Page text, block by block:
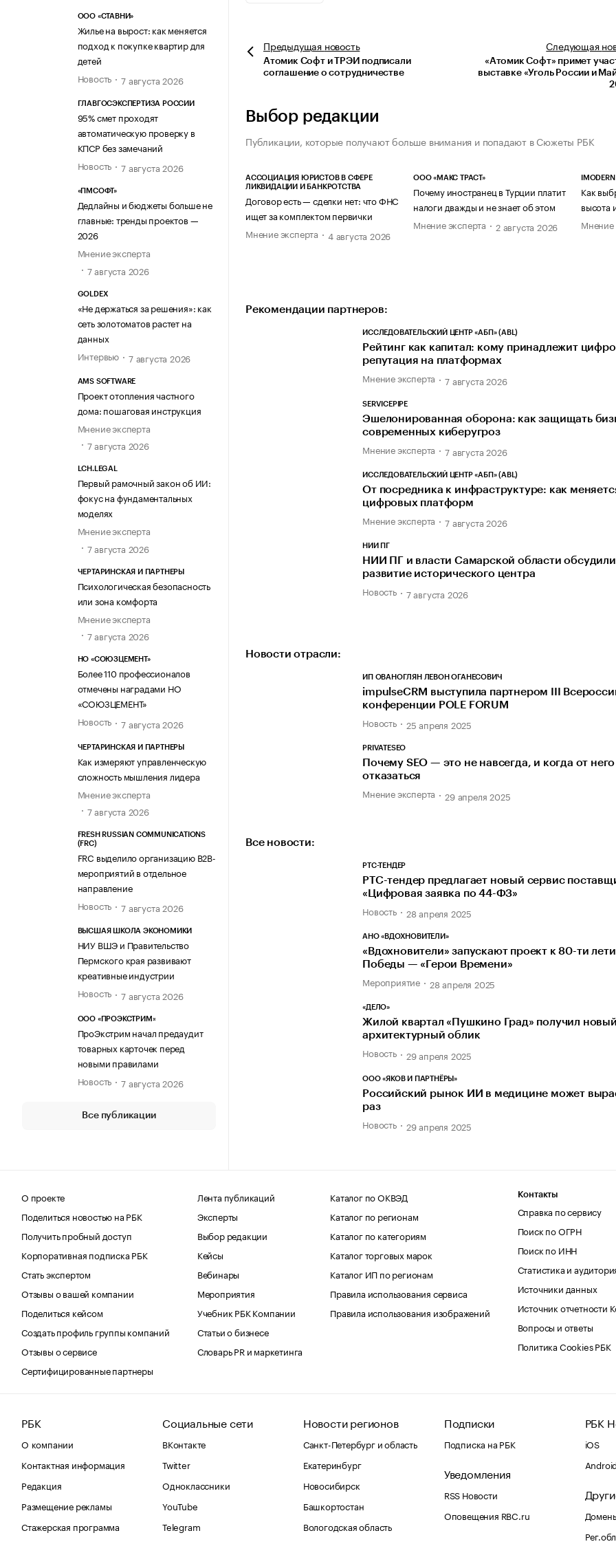
ООО «СТАВНИ»
Жилье на вырост: как меняется
подход к покупке квартир для
детей
Новость
7 августа 2026
ГЛАВГОСЭКСПЕРТИЗА РОССИИ
95% смет проходят
автоматическую проверку в
КПСР без замечаний
Новость
7 августа 2026
«ПМСОФТ»
Дедлайны и бюджеты больше не
главные: тренды проектов —
2026
Мнение эксперта
7 августа 2026
GOLDEX
«Не держаться за решения»: как
сеть золотоматов растет на
данных
Интервью
7 августа 2026
AMS SOFTWARE
Проект отопления частного
дома: пошаговая инструкция
Мнение эксперта
7 августа 2026
LCH.LEGAL
Первый рамочный закон об ИИ:
фокус на фундаментальных
моделях
Мнение эксперта
7 августа 2026
ЧЕРТАРИНСКАЯ И ПАРТНЕРЫ
Психологическая безопасность
или зона комфорта
Мнение эксперта
7 августа 2026
НО «СОЮЗЦЕМЕНТ»
Более 110 профессионалов
отмечены наградами НО
«СОЮЗЦЕМЕНТ»
Новость
7 августа 2026
ЧЕРТАРИНСКАЯ И ПАРТНЕРЫ
Как измеряют управленческую
сложность мышления лидера
Мнение эксперта
7 августа 2026
FRESH RUSSIAN COMMUNICATIONS
(FRC)
FRC выделило организацию B2B-
мероприятий в отдельное
направление
Новость
7 августа 2026
ВЫСШАЯ ШКОЛА ЭКОНОМИКИ
НИУ ВШЭ и Правительство
Пермского края развивают
креативные индустрии
Новость
7 августа 2026
ООО «ПРОЭКСТРИМ»
ПроЭкстрим начал предаудит
товарных карточек перед
новыми правилами
Новость
7 августа 2026
Все публикации
Предыдущая новость
Атомик Софт и ТРЭИ подписали
соглашение о сотрудничестве
Следующая
«Атомик Софт» примет
выставке «Уголь России и
Выбор редакции
Публикации, которые получают больше внимания и попадают в Сюжеты РБК
АССОЦИАЦИЯ ЮРИСТОВ В СФЕРЕ
ЛИКВИДАЦИИ И БАНКРОТСТВА
Договор есть — сделки нет: что ФНС
ищет за комплектом первички
Мнение эксперта
4 августа 2026
ООО «МАКС ТРАСТ»
Почему иностранец в Турции платит
налоги дважды и не знает об этом
Мнение эксперта
2 августа 2026
IMODERN
Как
высота
Мнение
Рекомендации партнеров:
ИССЛЕДОВАТЕЛЬСКИЙ ЦЕНТР «АБП» (ABL)
Рейтинг как капитал: кому принадлежит
репутация на платформах
Мнение эксперта 7 августа 2026
SERVICEPIPE
Эшелонированная оборона: как защищать
современных киберугроз
Мнение эксперта 7 августа 2026
ИССЛЕДОВАТЕЛЬСКИЙ ЦЕНТР «АБП» (ABL)
От посредника к инфраструктуре: как
цифровых платформ
Мнение эксперта 7 августа 2026
НИИ ПГ
НИИ ПГ и власти Самарской области обсудили
развитие исторического центра
Новость 7 августа 2026
Новости отрасли:
ИП ОВАНОГЛЯН ЛЕВОН ОГАНЕСОВИЧ
impulseCRM выступила партнером III
конференции POLE FORUM
Новость 25 апреля 2025
PRIVATESEO
Почему SEO — это не навсегда, и когда от
отказаться
Мнение эксперта 29 апреля 2025
Все новости:
РТС-ТЕНДЕР
РТС-тендер предлагает новый сервис
«Цифровая заявка по 44-ФЗ»
Новость 28 апреля 2025
АНО «ВДОХНОВИТЕЛИ»
«Вдохновители» запускают проект к 80-ти
Победы — «Герои Времени»
Мероприятие 28 апреля 2025
«ДЕЛО»
Жилой квартал «Пушкино Град» получил новый
архитектурный облик
Новость 29 апреля 2025
ООО «ЯКОВ И ПАРТНЁРЫ»
Российский рынок ИИ в медицине может
раз
Новость 29 апреля 2025
О проекте
Поделиться новостью на РБК
Получить пробный доступ
Корпоративная подписка РБК
Стать экспертом
Отзывы о вашей компании
Поделиться кейсом
Создать профиль группы компаний
Отзывы о сервисе
Сертифицированные партнеры
Лента публикаций
Эксперты
Выбор редакции
Кейсы
Вебинары
Мероприятия
Учебник РБК Компании
Статьи о бизнесе
Словарь PR и маркетинга
Каталог по ОКВЭД
Каталог по регионам
Каталог по категориям
Каталог торговых марок
Каталог ИП по регионам
Правила использования сервиса
Правила использования изображений
Контакты
Справка по сервису
Поиск по ОГРН
Поиск по ИНН
Статистика и
Источники данных
Источник отчетности
Вопросы и ответы
Политика Cookies РБК
РБК
О компании
Контактная информация
Редакция
Размещение рекламы
Стажерская программа
Социальные сети
ВКонтакте
Twitter
Одноклассники
YouTube
Telegram
Новости регионов
Санкт-Петербург и область
Екатеринбург
Новосибирск
Башкортостан
Вологодская область
Подписки
Подписка на РБК
Уведомления
RSS Новости
Оповещения RBC.ru
РБК
iOS